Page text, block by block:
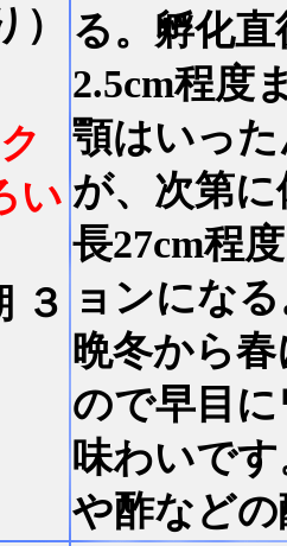
い
３
る。孵化
2.5cm程度
顎はいっ
が、次第
長27cm程
ョンにな
晩冬から
ので早目
味わいで
や酢など